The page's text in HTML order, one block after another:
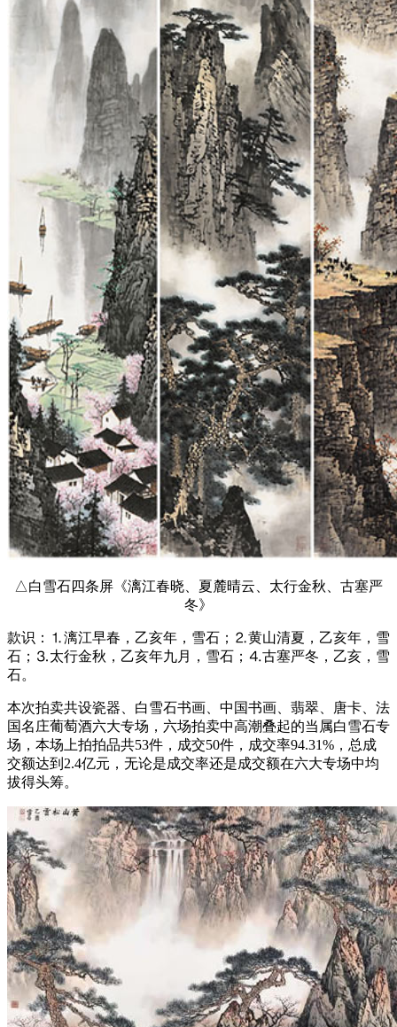
△白雪石四条屏《漓江春晓、夏麓晴云、太行金秋、古塞严
冬》
款识：⒈漓江早春，乙亥年，雪石；⒉黄山清夏，乙亥年，雪
石；⒊太行金秋，乙亥年九月，雪石；⒋古塞严冬，乙亥，雪
石。
本次拍卖共设瓷器、白雪石书画、中国书画、翡翠、唐卡、法
国名庄葡萄酒六大专场，六场拍卖中高潮叠起的当属白雪石专
场，本场上拍拍品共53件，成交50件，成交率94.31%，总成
交额达到2.4亿元，无论是成交率还是成交额在六大专场中均
拔得头筹。